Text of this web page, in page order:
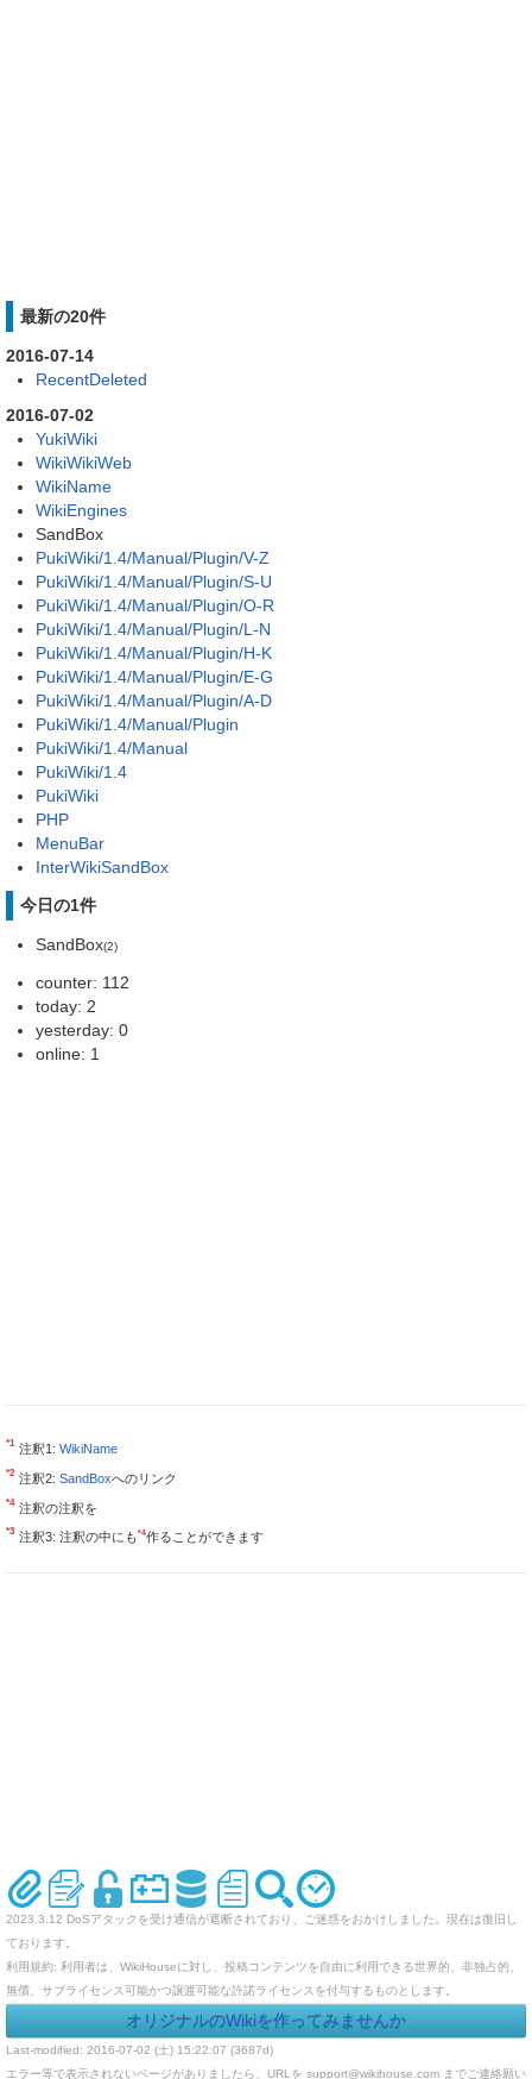
最新の20件
2016-07-14
RecentDeleted
2016-07-02
YukiWiki
WikiWikiWeb
WikiName
WikiEngines
SandBox
PukiWiki/1.4/Manual/Plugin/V-Z
PukiWiki/1.4/Manual/Plugin/S-U
PukiWiki/1.4/Manual/Plugin/O-R
PukiWiki/1.4/Manual/Plugin/L-N
PukiWiki/1.4/Manual/Plugin/H-K
PukiWiki/1.4/Manual/Plugin/E-G
PukiWiki/1.4/Manual/Plugin/A-D
PukiWiki/1.4/Manual/Plugin
PukiWiki/1.4/Manual
PukiWiki/1.4
PukiWiki
PHP
MenuBar
InterWikiSandBox
今日の1件
SandBox(2)
counter: 112
today: 2
yesterday: 0
online: 1
*1 注釈1: WikiName
*2 注釈2: SandBoxへのリンク
*4 注釈の注釈を
*3 注釈3: 注釈の中にも*4作ることができます
2023.3.12 DoSアタックを受け通信が遮断されており、ご迷惑をおかけしました。現在は復旧し
ております。
利用規約: 利用者は、WikiHouseに対し、投稿コンテンツを自由に利用できる世界的、非独占的、
無償、サブライセンス可能かつ譲渡可能な許諾ライセンスを付与するものとします。
オリジナルのWikiを作ってみませんか
Last-modified: 2016-07-02 (土) 15:22:07 (3687d)
エラー等で表示されないページがありましたら、URLを support@wikihouse.com までご連絡願い